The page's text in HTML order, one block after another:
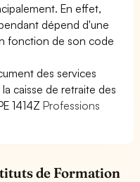
En effet,
dépend d'une
fonction de son code
des services
caisse de retraite des
1414ZProfessions
de Formation